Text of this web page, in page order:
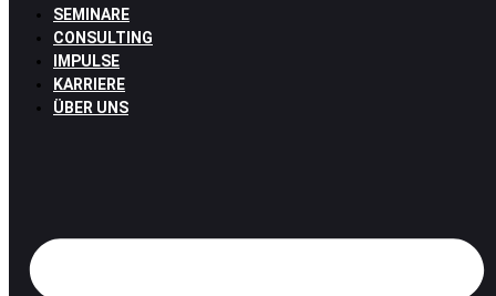
SEMINARE
CONSULTING
IMPULSE
KARRIERE
ÜBER UNS